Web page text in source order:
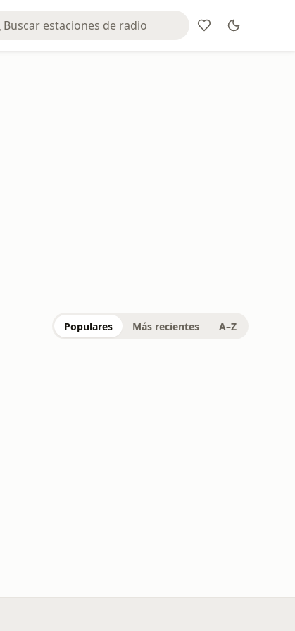
Populares Más recientes A–Z